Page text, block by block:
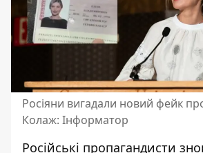
Росіяни вигадали новий фейк
Колаж: Інформатор
Російські пропагандисти